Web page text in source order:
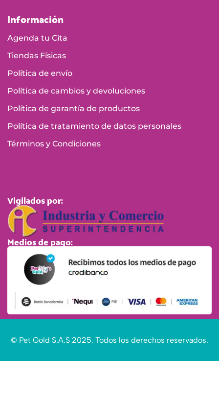
Información
Agenda tu Cita
Tiendas Físicas
Política de envío
Política de cambios y devoluciones
Política de garantía de productos
Política de tratamiento de datos personales
Términos y Condiciones
Vigilados por:
Medios de pago:
© Pet Gold S.A.S 2025. Todos los derechos reservados.